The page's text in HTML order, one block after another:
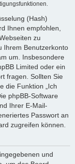
(Hash)
Ihnen empfohlen,
zu
Ihrem Benutzerkonto
um. Insbesondere
Limited oder ein
fragen. Sollten Sie
die Funktion „Ich
phpBB-Software
Ihrer E-Mail-
Passwort an
zugreifen können.
und